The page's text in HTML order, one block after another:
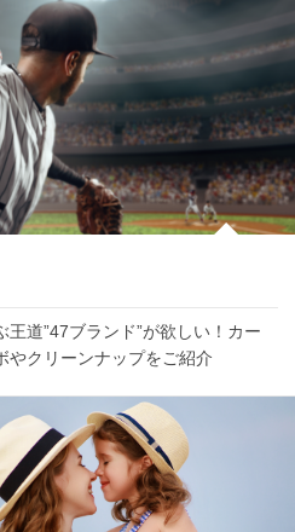
王道”47ブランド”が欲しい！カー
やクリーンナップをご紹介